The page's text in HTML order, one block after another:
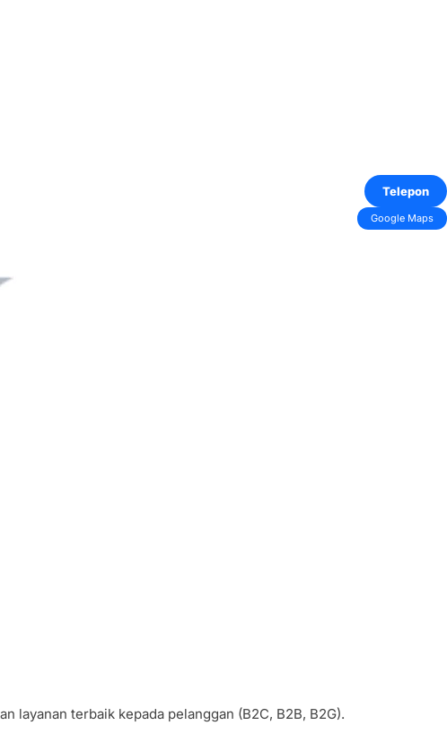
Telepon
Google Maps
layanan terbaik kepada pelanggan (B2C, B2B, B2G).